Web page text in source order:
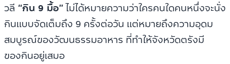
วลี “กิน 9 มื้อ”ไม่ได้หมายความว่าใครคนใดคนหนึ่งจะนั่ง
กินแบบจัดเต็มถึง 9 ครั้งต่อวัน แต่หมายถึงความอุดม
สมบูรณ์ของวัฒนธรรมอาหาร ที่ทำให้จังหวัดตรังมี
ของกินอยู่เสมอ